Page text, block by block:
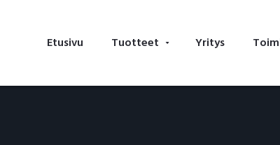
Etusivu Tuotteet Yritys